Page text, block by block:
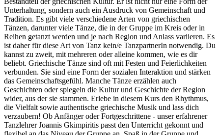
Unterhaltung, sondern auch ein Ausdruck von Gemeinschaft und
Tradition. Es gibt viele verschiedene Arten von griechischen
Tänzen, darunter viele Tänze, die in der Gruppe im Kreis oder in
Reihen getanzt werden und je nach Region und Anlass variieren. Es
ist daher für diese Art von Tanz kein/e TanzpartnerIn notwendig. Du
kannst zu zweit, mit mehreren oder alleine kommen, wie es dir
beliebt. Griechische Tänze sind oft mit Festen und Feierlichkeiten
verbunden. Sie sind eine Form der sozialen Interaktion und stärken
das Gemeinschaftsgefühl. Manche Tänze erzählen auch
Geschichten oder spiegeln die Kultur und Geschichte der Region
wider, aus der sie stammen. Erlebe in diesem Kurs den Rhythmus,
die Vielfalt sowie authentische griechische Musik und lass dich
verzaubern! Ob Anfänger oder Fortgeschrittene - unser erfahrener
Tanzlehrer Joannis Gkimpiritis passt den Unterricht gekonnt und